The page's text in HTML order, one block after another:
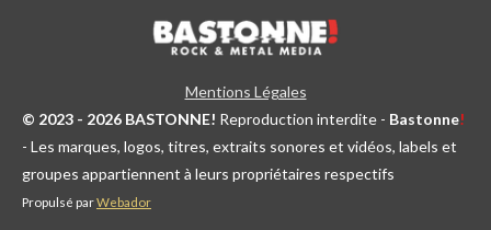
Mentions Légales
© 2023 - 2026 BASTONNE! Reproduction interdite - Bastonne!
- Les marques, logos, titres, extraits sonores et vidéos, labels et
groupes appartiennent à leurs propriétaires respectifs
Propulsé parWebador